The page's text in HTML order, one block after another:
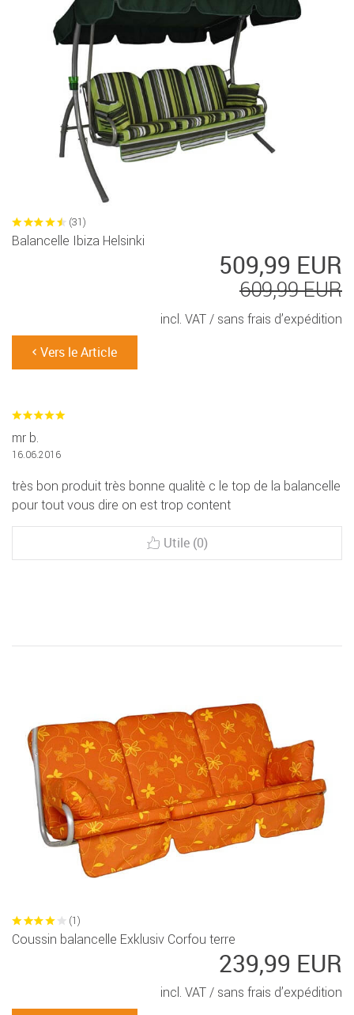
(31)
Balancelle Ibiza Helsinki
509,99 EUR
609,99 EUR
incl. VAT / sans frais d’expédition
Vers le Article
mr b.
16.06.2016
très bon produit très bonne qualitè c le top de la balancelle
pour tout vous dire on est trop content
Utile (0)
(1)
Coussin balancelle Exklusiv Corfou terre
239,99 EUR
incl. VAT / sans frais d’expédition